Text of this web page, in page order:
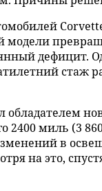
дефицит.
стаж
обладателем
2400 миль (3
в
на это,